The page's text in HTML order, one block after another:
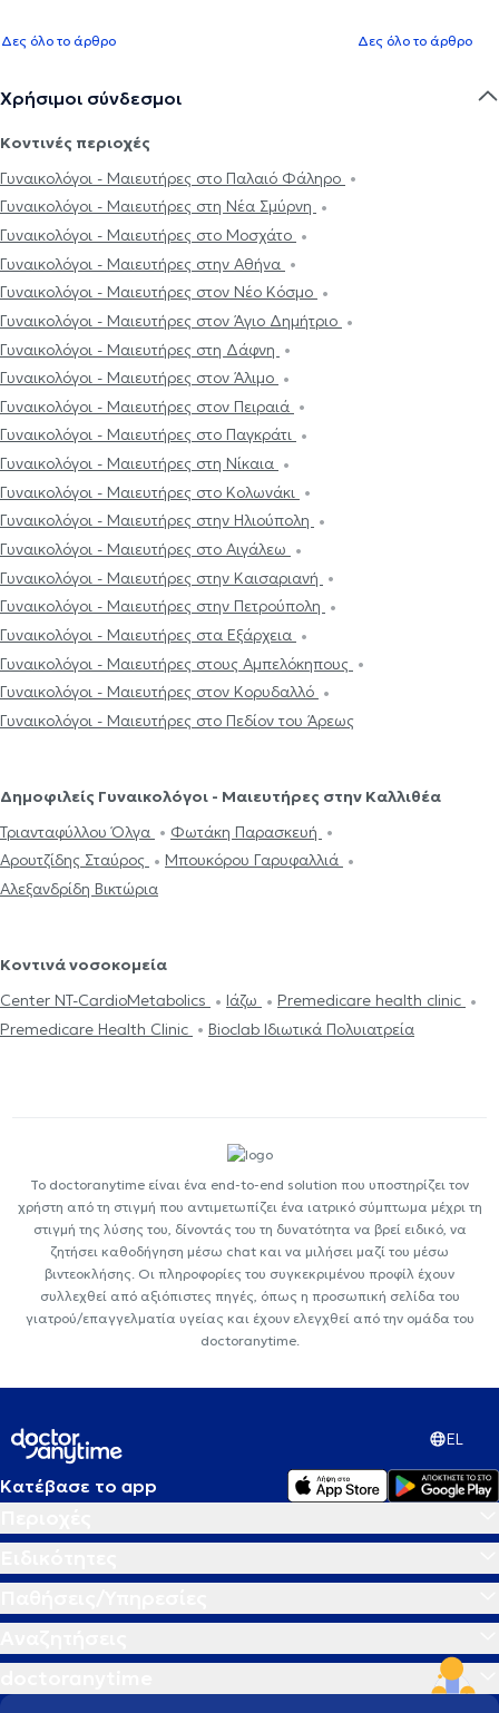
Δες όλο το άρθρο Δες όλο το άρθρο
Χρήσιμοι σύνδεσμοι
Κοντινές περιοχές
Γυναικολόγοι - Μαιευτήρες στο Παλαιό Φάληρο
Γυναικολόγοι - Μαιευτήρες στη Νέα Σμύρνη
Γυναικολόγοι - Μαιευτήρες στο Μοσχάτο
Γυναικολόγοι - Μαιευτήρες στην Αθήνα
Γυναικολόγοι - Μαιευτήρες στον Νέο Κόσμο
Γυναικολόγοι - Μαιευτήρες στον Άγιο Δημήτριο
Γυναικολόγοι - Μαιευτήρες στη Δάφνη
Γυναικολόγοι - Μαιευτήρες στον Άλιμο
Γυναικολόγοι - Μαιευτήρες στον Πειραιά
Γυναικολόγοι - Μαιευτήρες στο Παγκράτι
Γυναικολόγοι - Μαιευτήρες στη Νίκαια
Γυναικολόγοι - Μαιευτήρες στο Κολωνάκι
Γυναικολόγοι - Μαιευτήρες στην Ηλιούπολη
Γυναικολόγοι - Μαιευτήρες στο Αιγάλεω
Γυναικολόγοι - Μαιευτήρες στην Καισαριανή
Γυναικολόγοι - Μαιευτήρες στην Πετρούπολη
Γυναικολόγοι - Μαιευτήρες στα Εξάρχεια
Γυναικολόγοι - Μαιευτήρες στους Αμπελόκηπους
Γυναικολόγοι - Μαιευτήρες στον Κορυδαλλό
Γυναικολόγοι - Μαιευτήρες στο Πεδίον του Άρεως
Δημοφιλείς Γυναικολόγοι - Μαιευτήρες στην Καλλιθέα
Τριανταφύλλου Όλγα
Φωτάκη Παρασκευή
Αρουτζίδης Σταύρος
Μπουκόρου Γαρυφαλλιά
Αλεξανδρίδη Βικτώρια
Κοντινά νοσοκομεία
Center NT-CardioMetabolics
Ιάζω
Premedicare health clinic
Premedicare Health Clinic
Bioclab Ιδιωτικά Πολυιατρεία
Το doctoranytime είναι ένα end-to-end solution που υποστηρίζει τον
χρήστη από τη στιγμή που αντιμετωπίζει ένα ιατρικό σύμπτωμα μέχρι τη
στιγμή της λύσης του, δίνοντάς του τη δυνατότητα να βρεί ειδικό, να
ζητήσει καθοδήγηση μέσω chat και να μιλήσει μαζί του μέσω
βιντεοκλήσης. Οι πληροφορίες του συγκεκριμένου προφίλ έχουν
συλλεχθεί από αξιόπιστες πηγές, όπως η προσωπική σελίδα του
γιατρού/επαγγελματία υγείας και έχουν ελεγχθεί από την ομάδα του
doctoranytime.
EL
Κατέβασε το app